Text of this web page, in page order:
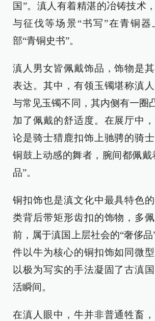
国”。滇人有着精湛的冶铸技术
与征伐等场景“书写”在青铜器
部“青铜史书”。
滇人男女皆佩戴饰品，饰物是
表达。其中，有领玉镯堪称滇人
与常见玉镯不同，其内侧有一圈
加了佩戴的舒适度。在展厅中
论是骑士猎鹿扣饰上驰骋的骑
铜鼓上动感的舞者，腕间都佩戴
品”。
铜扣饰也是滇文化中最具特色
类背后带矩形齿扣的饰物，多
前，属于滇国上层社会的“奢侈
件以牛为核心的铜扣饰如同微
以极为写实的手法凝固了古滇
活瞬间。
在滇人眼中，牛并非普通牲畜